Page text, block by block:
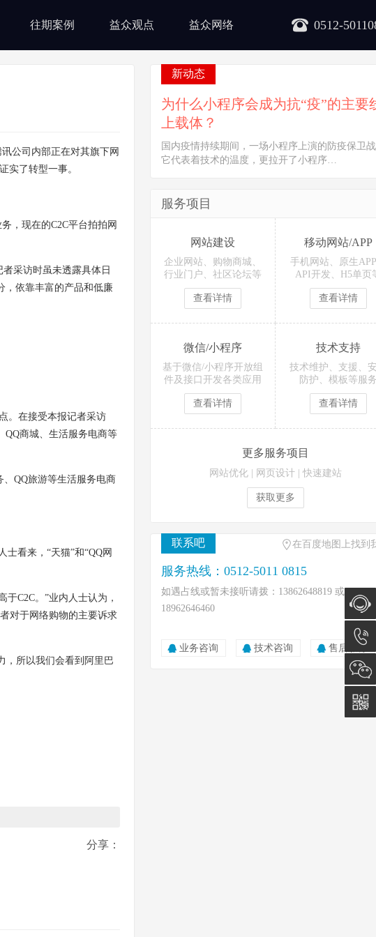
0512-
往期案例 益众观点 益众网络
公司内部正在对其旗下网
实了转型一事。
，现在的C2C平台拍拍网
采访时虽未透露具体日
，依靠丰富的产品和低廉
。在接受本报记者采访
QQ商城、生活服务电商等
QQ旅游等生活服务电商
看来，“天猫”和“QQ网
C2C。”业内人士认为，
对于网络购物的主要诉求
，所以我们会看到阿里巴
分享：
新动态
为什么小程序会成为抗“疫”的主要
上载体？
国内疫情持续期间，一场小程序上演的防疫保卫
它代表着技术的温度，更拉开了小程序…
服务项目
网站建设
企业网站、购物商城、
行业门户、社区论坛等
查看详情
移动网站/APP
手机网站、原生
API开发、H5单页
查看详情
微信/小程序
基于微信/小程序开放组
件及接口开发各类应用
查看详情
技术支持
技术维护、支援、
防护、模板等服
查看详情
更多服务项目
网站优化 网页设计 快速建站
获取更多
联系吧 在百度地图上找到
服务热线：0512-5011 0815
如遇占线或暂未接听请拨：13862648819 或
18962646460
业务咨询 技术咨询 售后服务
在线咨
询
0512-
5011